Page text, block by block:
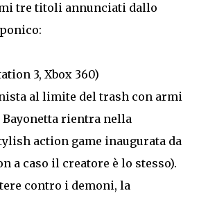
tre titoli annunciati dallo
3, Xbox 360)
al limite del trash con armi
Bayonetta rientra nella
action game inaugurata da
a caso il creatore è lo stesso).
contro i demoni, la